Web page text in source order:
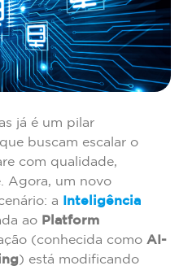
já é um pilar
buscam escalar o
com qualidade,
Agora, um novo
a Inteligência
ao Platform
(conhecida como AI-
) está modificando